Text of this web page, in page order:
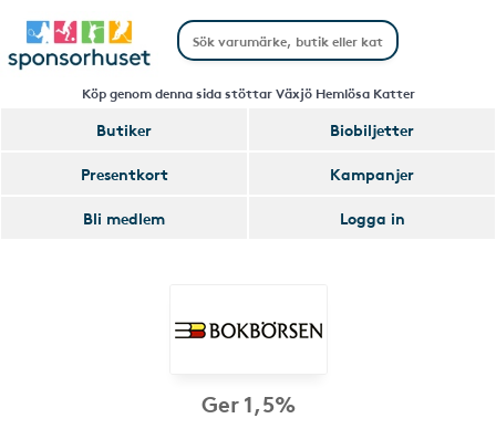
Köp genom denna sida stöttar Växjö Hemlösa Katter
Butiker
Biobiljetter
Presentkort
Kampanjer
Bli medlem
Logga in
Ger 1,5%